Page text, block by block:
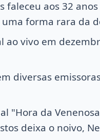
faleceu aos 32
forma rara da
ao vivo em
diversas
"Hora da
deixa o noivo,